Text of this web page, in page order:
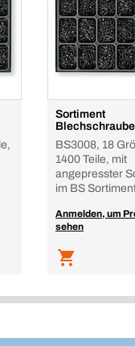
Sortiment
BS3008, 18
1400 Teile, mit
angepresster
im BS
Anmelden, um
sehen